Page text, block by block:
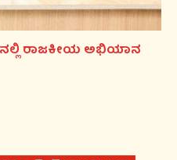
ರಾಜಕೀಯ ಅಭಿಯಾನ